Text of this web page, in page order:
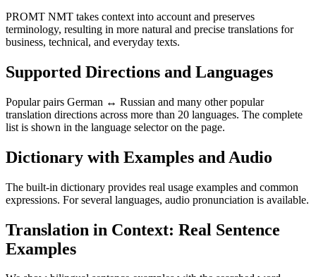
PROMT NMT takes context into account and preserves
terminology, resulting in more natural and precise translations for
business, technical, and everyday texts.
Supported Directions and Languages
Popular pairs German ↔ Russian and many other popular
translation directions across more than 20 languages. The complete
list is shown in the language selector on the page.
Dictionary with Examples and Audio
The built-in dictionary provides real usage examples and common
expressions. For several languages, audio pronunciation is available.
Translation in Context: Real Sentence
Examples